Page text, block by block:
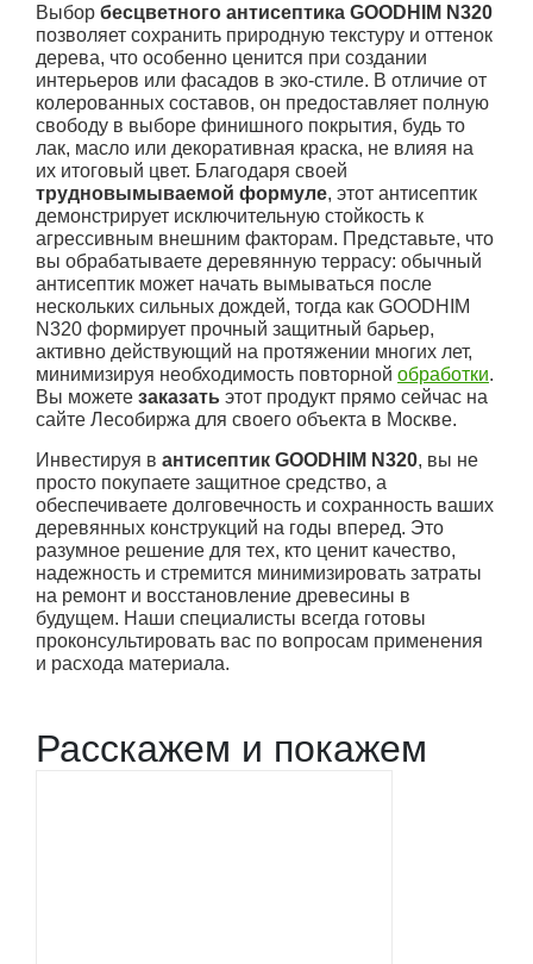
Выбор бесцветного антисептика GOODHIM N320
позволяет сохранить природную текстуру и оттенок
дерева, что особенно ценится при создании
интерьеров или фасадов в эко-стиле. В отличие от
колерованных составов, он предоставляет полную
свободу в выборе финишного покрытия, будь то
лак, масло или декоративная краска, не влияя на
их итоговый цвет. Благодаря своей
трудновымываемой формуле, этот антисептик
демонстрирует исключительную стойкость к
агрессивным внешним факторам. Представьте, что
вы обрабатываете деревянную террасу: обычный
антисептик может начать вымываться после
нескольких сильных дождей, тогда как GOODHIM
N320 формирует прочный защитный барьер,
активно действующий на протяжении многих лет,
минимизируя необходимость повторной обработки.
Вы можете заказать этот продукт прямо сейчас на
сайте Лесобиржа для своего объекта в Москве.
Инвестируя в антисептик GOODHIM N320, вы не
просто покупаете защитное средство, а
обеспечиваете долговечность и сохранность ваших
деревянных конструкций на годы вперед. Это
разумное решение для тех, кто ценит качество,
надежность и стремится минимизировать затраты
на ремонт и восстановление древесины в
будущем. Наши специалисты всегда готовы
проконсультировать вас по вопросам применения
и расхода материала.
Расскажем и покажем